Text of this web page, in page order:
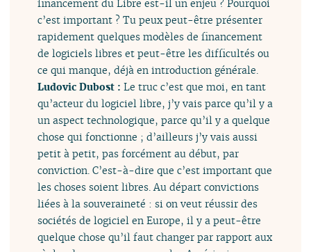
financement du Libre est-il un enjeu ? Pourquoi
c’est important ? Tu peux peut-être présenter
rapidement quelques modèles de financement
de logiciels libres et peut-être les difficultés ou
ce qui manque, déjà en introduction générale.
Ludovic Dubost :Le truc c’est que moi, en tant
qu’acteur du logiciel libre, j’y vais parce qu’il y a
un aspect technologique, parce qu’il y a quelque
chose qui fonctionne ; d’ailleurs j’y vais aussi
petit à petit, pas forcément au début, par
conviction. C’est-à-dire que c’est important que
les choses soient libres. Au départ convictions
liées à la souveraineté : si on veut réussir des
sociétés de logiciel en Europe, il y a peut-être
quelque chose qu’il faut changer par rapport aux